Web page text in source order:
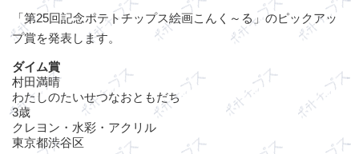
「第25回記念ポテトチップス絵画こんく～る」のピックアッ
プ賞を発表します。
ダイム賞
村田満晴
わたしのたいせつなおともだち
3歳
クレヨン・水彩・アクリル
東京都渋谷区